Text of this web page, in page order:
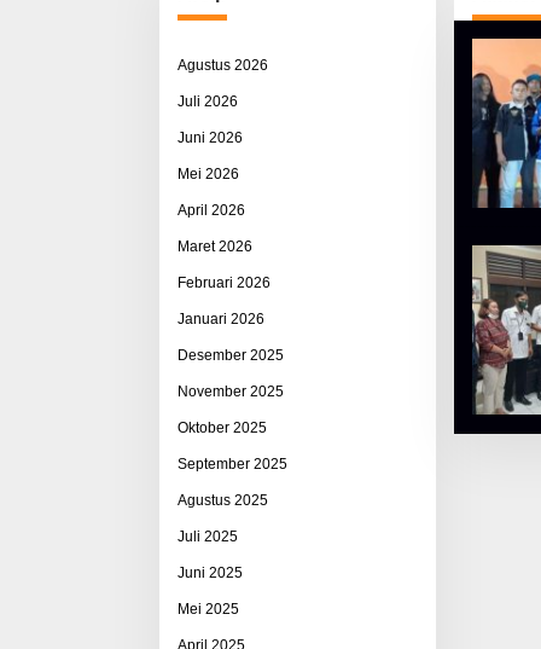
Agustus 2026
Juli 2026
Juni 2026
Mei 2026
April 2026
Maret 2026
Februari 2026
Januari 2026
Desember 2025
November 2025
Oktober 2025
September 2025
Agustus 2025
Juli 2025
Juni 2025
Mei 2025
April 2025